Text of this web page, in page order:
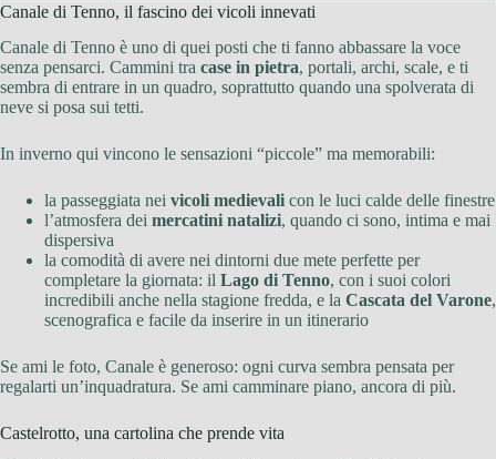
Canale di Tenno, il fascino dei vicoli innevati
Canale di Tenno è uno di quei posti che ti fanno abbassare la voce
senza pensarci. Cammini tra case in pietra, portali, archi, scale, e ti
sembra di entrare in un quadro, soprattutto quando una spolverata di
neve si posa sui tetti.
In inverno qui vincono le sensazioni “piccole” ma memorabili:
la passeggiata nei vicoli medievali con le luci calde delle finestre
l’atmosfera dei mercatini natalizi, quando ci sono, intima e mai
dispersiva
la comodità di avere nei dintorni due mete perfette per
completare la giornata: il Lago di Tenno, con i suoi colori
incredibili anche nella stagione fredda, e la Cascata del Varone,
scenografica e facile da inserire in un itinerario
Se ami le foto, Canale è generoso: ogni curva sembra pensata per
regalarti un’inquadratura. Se ami camminare piano, ancora di più.
Castelrotto, una cartolina che prende vita